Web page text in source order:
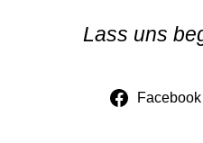
Lass uns
Facebook